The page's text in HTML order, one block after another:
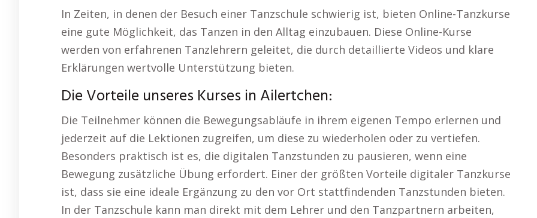
In Zeiten, in denen der Besuch einer Tanzschule schwierig ist, bieten Online-Tanzkurse
eine gute Möglichkeit, das Tanzen in den Alltag einzubauen. Diese Online-Kurse
werden von erfahrenen Tanzlehrern geleitet, die durch detaillierte Videos und klare
Erklärungen wertvolle Unterstützung bieten.
Die Vorteile unseres Kurses in Ailertchen:
Die Teilnehmer können die Bewegungsabläufe in ihrem eigenen Tempo erlernen und
jederzeit auf die Lektionen zugreifen, um diese zu wiederholen oder zu vertiefen.
Besonders praktisch ist es, die digitalen Tanzstunden zu pausieren, wenn eine
Bewegung zusätzliche Übung erfordert. Einer der größten Vorteile digitaler Tanzkurse
ist, dass sie eine ideale Ergänzung zu den vor Ort stattfindenden Tanzstunden bieten.
In der Tanzschule kann man direkt mit dem Lehrer und den Tanzpartnern arbeiten,